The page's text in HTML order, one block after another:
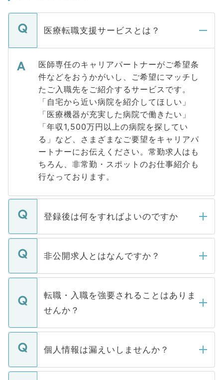
医療転職支援サービスとは？
医師専任のキャリアパートナーがご希望条
件などをおうかがいし、ご希望にマッチし
たご入職先をご紹介するサービスです。
「自宅から近い病院を紹介してほしい」
「医療機器が充実した病院で働きたい」
「年収1,500万円以上の病院を探してい
る」など、さまざまなご要望をキャリアパ
ートナーにお伝えください。常勤求人はも
ちろん、非常勤・スポットのお仕事紹介も
行なっております。
登録後は何をすればよいのですか
ご登録いただきましたら、弊社担当者がご
登録内容を確認し、その後メールもしくは
ます。通常、5営業日以内にはご連絡をせて
いただきますので、しばらくお待ちくださ
非公開求人とはなんですか？
マイナビDOCTORで取り扱っている求人の
うち約3割は、Webサイトからご覧いただ
けない「非公開求人」です。非公開求人は
下記の理由によって、一般には公開してい
ません。
■応募殺到を避けるため 人気のある医療機
関を公にしてしまうと、応募が殺到する場
転職・入職を強要されることはありま
せんか？
転職・入職を強要することは一切ありませ
ん。また、仮に応募先から内定をいただい
定を承諾する必要はありません。内定先へ
個人情報は漏えいしませんか？
個人情報が漏えいすることはありませんの